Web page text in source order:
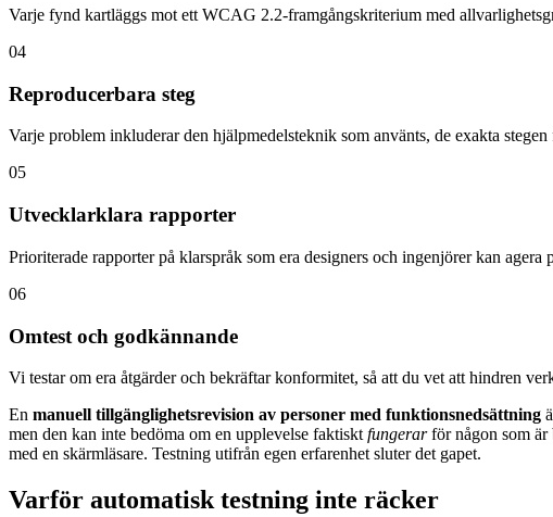
Varje fynd kartläggs mot ett WCAG 2.2-framgångskriterium med
04
Reproducerbara steg
Varje problem inkluderar den hjälpmedelsteknik som använts, de exakta
05
Utvecklarklara rapporter
Prioriterade rapporter på klarspråk som era designers och ingenjörer kan
06
Omtest och godkännande
Vi testar om era åtgärder och bekräftar konformitet, så att du vet att hindren
En manuell tillgänglighetsrevision av personer med funktionsnedsättning
men den kan inte bedöma om en upplevelse faktiskt fungerarför någon som är
med en skärmläsare. Testning utifrån egen erfarenhet sluter det gapet.
Varför automatisk testning inte räcker